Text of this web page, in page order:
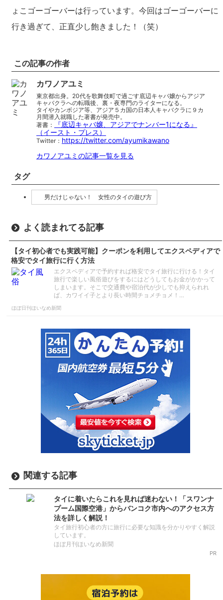
ょこゴーゴーバーは行っています。今回はゴーゴーバーに
行き過ぎて、正直少し飽きました！（笑）
この記事の作者
カワノアユミ
東京都出身。20代を歌舞伎町で過ごす底辺キャバ嬢からアジア
キャバクラへの転職後、裏・夜専門のライターになる。
タイやカンボジア等、アジア５カ国の日本人キャバクラに９カ
月間潜入就職した著書が発売中。
著書：
『底辺キャバ嬢、アジアでナンバー1になる』
（イースト・プレス）
Twitter： https://twitter.com/ayumikawano
カワノアユミの記事一覧を見る
タグ
男だけじゃない！ 女性のタイの遊び方
よく読まれてる記事
【タイ初心者でも実践可能】クーポンを利用してエクスペディアで
格安でタイ旅行に行く方法
エクスペディアで予約すれば格安でタイ旅行に行ける！タイ
旅行で楽しい風俗遊びをするにはどうしてもお金がかかって
しまいます。そこで交通費や宿泊代が少しでも抑えられれ
ば、カワイイ子とより長い時間チョメチョメ！…
ほぼ日刊ほいなめ新聞
関連する記事
タイに着いたらこれを見れば迷わない！「スワンナ
プーム国際空港」からバンコク市内へのアクセス方
法を詳しく解説！
タイ旅行初心者の方に旅行に必要な知識を分かりやすく解説
しています。
ほぼ月刊ほいなめ新聞
PR